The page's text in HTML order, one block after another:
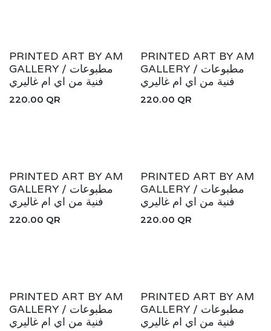
New!
PRINTED ART BY AM
GALLERY / مطبوعات
فنية من اي ام غاليري
220.00 QR
New!
PRINTED ART BY AM
GALLERY / مطبوعات
فنية من اي ام غاليري
220.00 QR
New!
PRINTED ART BY AM
GALLERY / مطبوعات
فنية من اي ام غاليري
220.00 QR
New!
PRINTED ART BY AM
GALLERY / مطبوعات
فنية من اي ام غاليري
220.00 QR
New!
PRINTED ART BY AM
GALLERY / مطبوعات
فنية من اي ام غاليري
New!
PRINTED ART BY AM
GALLERY / مطبوعات
فنية من اي ام غاليري